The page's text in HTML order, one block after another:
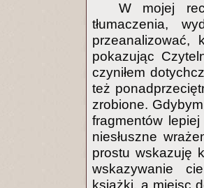
W mojej
tłumaczenia,
przeanalizować,
pokazując
czyniłem
też
zrobione.
fragmentów
niesłuszne
prostu wskazuję
wskazywanie